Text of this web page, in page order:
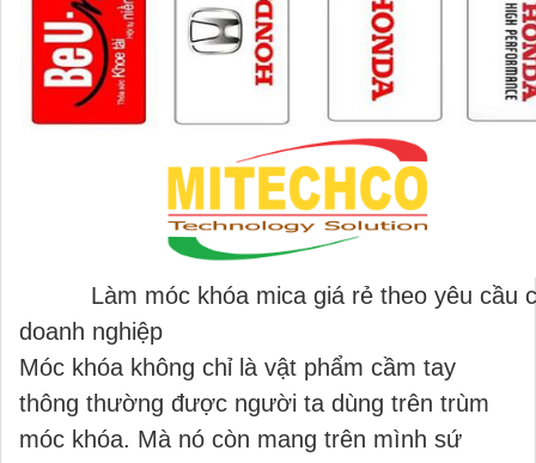
Làm móc khóa mica giá rẻ theo yêu cầu
doanh nghiệp
Móc khóa không chỉ là vật phẩm cầm tay
thông thường được người ta dùng trên trùm
móc khóa. Mà nó còn mang trên mình sứ